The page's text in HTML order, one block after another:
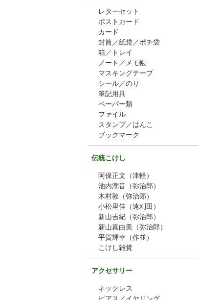
レターセット
ポストカード
カード
封筒／紙袋／ポチ袋
箱／トレイ
ノート／メモ帳
マスキングテープ
シール／のり
筆記用具
ペーパー類
ファイル
スタンプ／はんこ
ブックマーク
伝統こけし
阿保正文（津軽）
池内潮音（弥治郎）
木村敦（弥治郎）
小松里佳（遠刈田）
新山吉紀（弥治郎）
新山真由美（弥治郎）
平賀輝幸（作並）
こけし雑貨
アクセサリー
ネックレス